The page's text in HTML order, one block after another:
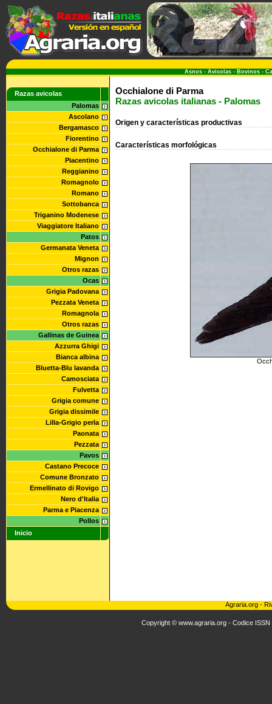
Asnos - Avicolas - Bovinos -
Razas avicolas
Palomas
Ascolano
Bergamasco
Fiorentino
Occhialone di Parma
Piacentino
Reggianino
Romagnolo
Romano
Sottobanca
Triganino Modenese
Viaggiatore Italiano
Patos
Germanata Veneta
Mignon
Otros razas
Ocas
Grigia Padovana
Pezzata Veneta
Romagnola
Otros razas
Gallinas de Guinea
Azzurra Ghigi
Bianca albina
Bluetta-Blu lavanda
Camosciata
Fulvetta
Grigia comune
Grigia dissimile
Lilla-Grigio perla
Paonata
Pezzata
Pavos
Castano Precoce
Comune Bronzato
Ermellinato di Rovigo
Nero d'Italia
Parma e Piacenza
Pollos
Inicio
Occhialone di Parma
Razas avicolas italianas - Palomas
Origen y características productivas
Características morfológicas
Agraria.org -
Copyright © www.agraria.org - Codice